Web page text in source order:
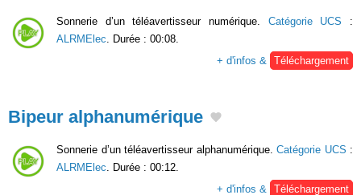
Sonnerie d’un téléavertisseur numérique. Catégorie UCS :
ALRMElec. Durée : 00:08.
+ d'infos & Téléchargement
Bipeur alphanumérique
Sonnerie d’un téléavertisseur alphanumérique. Catégorie UCS :
ALRMElec . Durée : 00:12.
+ d'infos &
Téléchargement